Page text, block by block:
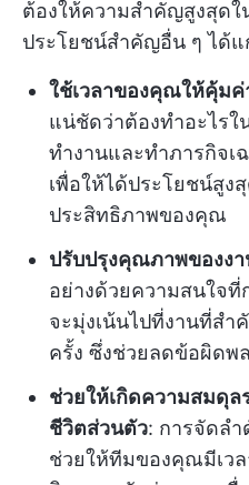
ต้องให้ความสำคัญสูงสุดใ
ประโยชน์สำคัญอื่น ๆ ได้แ
ใช้เวลาของคุณให้คุ้ม
แน่ชัดว่าต้องทำอะไร
ทำงานและทำภารกิจเ
เพื่อให้ได้ประโยชน์สูง
ประสิทธิภาพของคุณ
ปรับปรุงคุณภาพของง
อย่างด้วยความสนใจ
จะมุ่งเน้นไปที่งานที่สำ
ครั้ง ซึ่งช่วยลดข้อผิดพ
ช่วยให้เกิดความสมดุล
ชีวิตส่วนตัว: การจัดล
ช่วยให้ทีมของคุณมีเว